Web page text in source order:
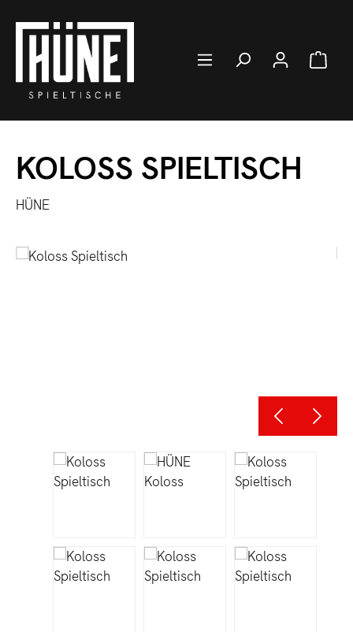
Zum Hauptinhalt springen
KOLOSS SPIELTISCH
HÜNE
Bildergalerie überspringen